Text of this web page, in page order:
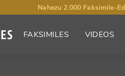
Nahezu 2.000 Faksimile-
FAKSIMILES VIDEOS